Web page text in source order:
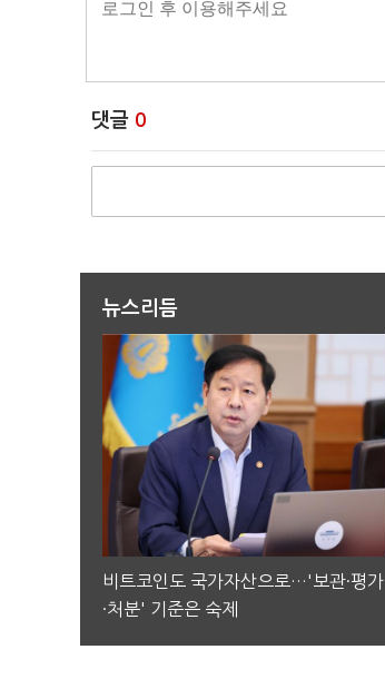
댓글 0
뉴스리듬
비트코인도 국가자산으로…'보관·평가
·처분' 기준은 숙제